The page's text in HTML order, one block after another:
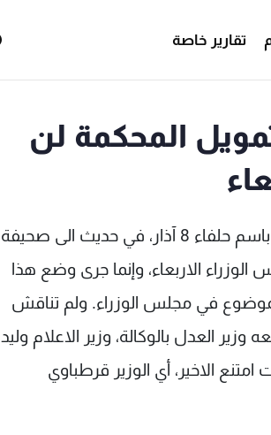
تقارير خاصة
المحكمة لن
كشفت مصادر العماد ميشال عون، الذي يقود منفردا الحملة ضد التمويل باسم حلفاء 8 آذار، في حديث الى صحيفة
الاربعاء، وإنما جرى وضع هذا
في مجلس الوزراء. ولم تناقش
العدل بالوكالة، وزير الاعلام وليد
الاخير، أي الوزير قرطباوي